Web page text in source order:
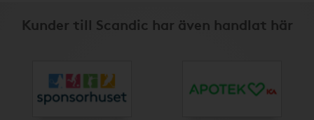
Kunder till Scandic har även handlat här